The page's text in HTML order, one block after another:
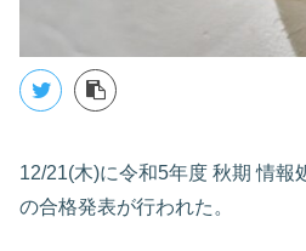
12/21(木)に令和5年度 秋期 情報
の合格発表が行われた。